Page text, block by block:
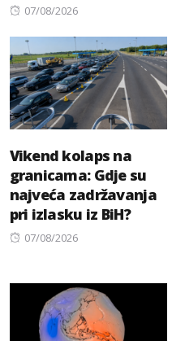
Posted
07/08/2026
Vikend kolaps na
granicama: Gdje su
najveća zadržavanja
pri izlasku iz BiH?
Posted
07/08/2026